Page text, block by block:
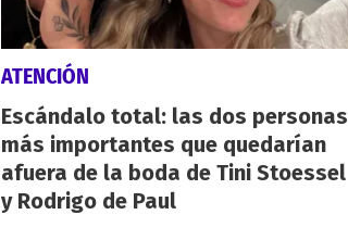
ATENCIÓN
Escándalo total: las dos personas
más importantes que quedarían
afuera de la boda de Tini Stoessel
y Rodrigo de Paul